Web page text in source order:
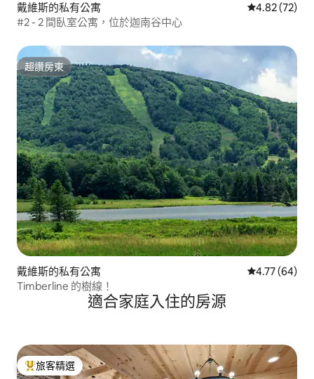
戴維斯的私有公寓 從 72 則評價
4.82 (72)
#2 - 2 間臥室公寓，位於迦南谷中心
超讚房東
超讚房東
戴維斯的私有公寓 從 64 則評價
4.77 (64)
Timberline 的樹線！
適合家庭入住的房源
旅客精選榜首
旅客精選